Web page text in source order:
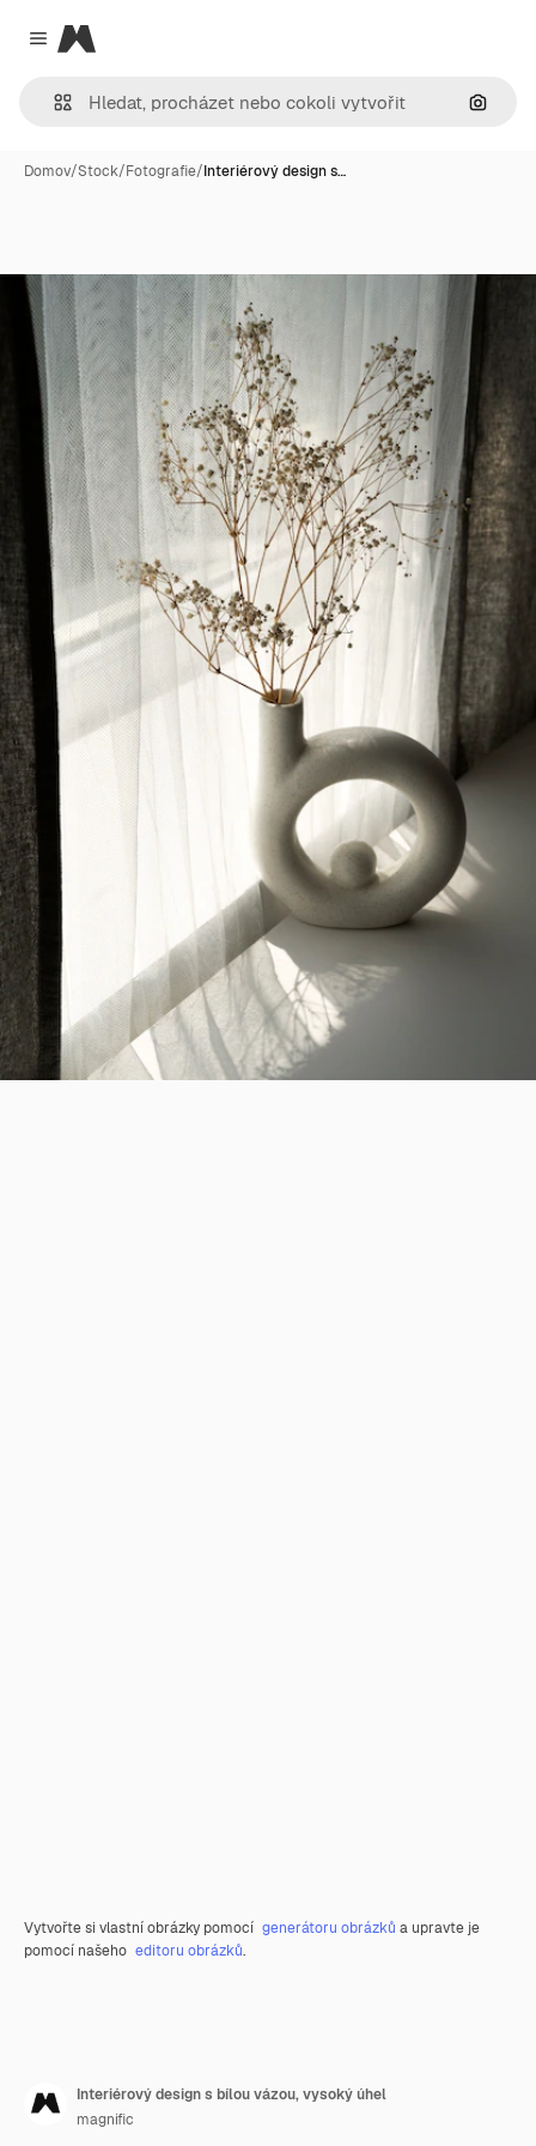
Close menu
Magnific
Hledat
Domov/Stock/Fotografie/Interiérový design s…
Vytvořte si vlastní obrázky pomocí generátoru obrázků a upravte je
pomocí našeho editoru obrázků.
Interiérový design s bílou vázou, vysoký úhel
magnific